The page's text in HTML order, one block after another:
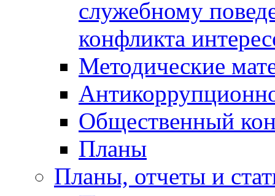
служебному
конфликта
Методические
Общественный
Планы
Планы, отчеты и